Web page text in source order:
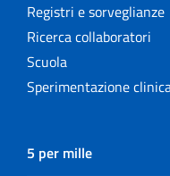
Registri e sorveglianze
Ricerca collaboratori
Scuola
Sperimentazione
5 per mille